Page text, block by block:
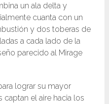
un ala delta y
cuanta con un
y dos toberas de
a cada lado de la
parecido al Mirage
lograr su mayor
captan el aire hacia los